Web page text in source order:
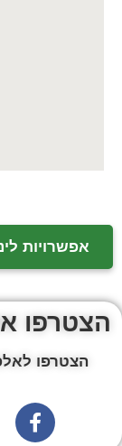
אפשרויות
הצטרפו
הצטרפו